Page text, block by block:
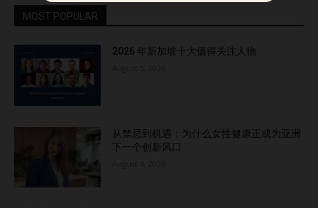
MOST POPULAR
2026 年新加坡十大值得关注人物
从禁忌到机遇：为什么女性健康正成为亚洲
下一个创新风口